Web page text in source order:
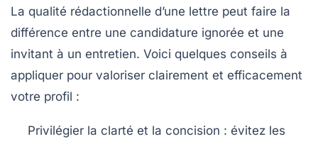
La qualité rédactionnelle d’une lettre peut faire la
différence entre une candidature ignorée et une
invitant à un entretien. Voici quelques conseils à
appliquer pour valoriser clairement et efficacement
votre profil :
Privilégier la clarté et la concision : évitez les